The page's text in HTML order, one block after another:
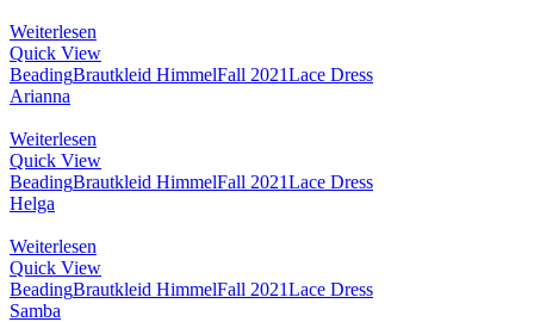
Weiterlesen
Quick View
BeadingBrautkleid HimmelFall 2021Lace Dress
Arianna
Weiterlesen
Quick View
BeadingBrautkleid HimmelFall 2021Lace Dress
Helga
Weiterlesen
Quick View
BeadingBrautkleid HimmelFall 2021Lace Dress
Samba